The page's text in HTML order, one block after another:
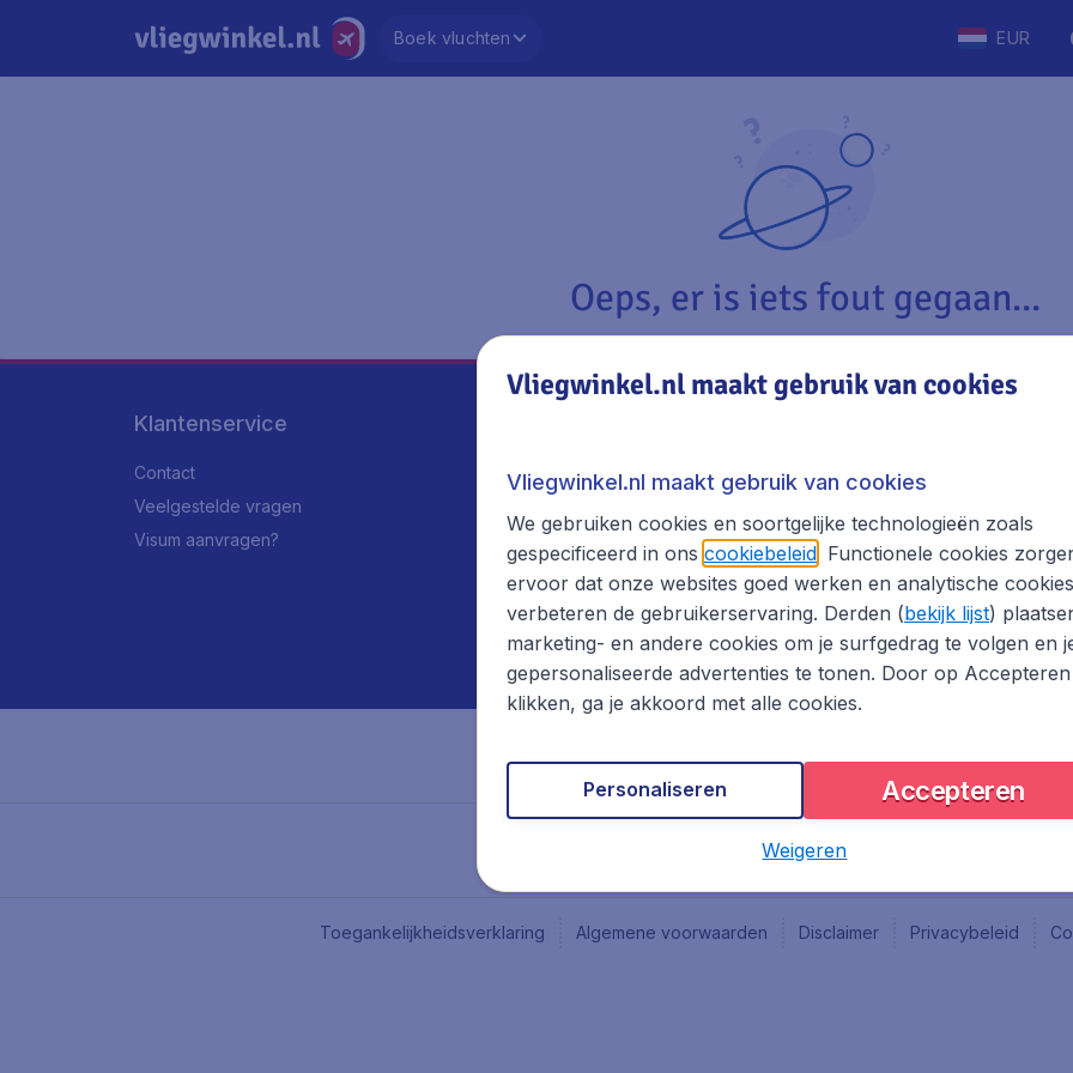
Boek vluchten EUR
Oeps, er is iets fout gegaan...
Klantenservice
Contact
Veelgestelde vragen
Visum aanvragen?
Over Vliegwinkel.nl
Reisgids
Toegankelijkheidsverklaring Algemene voorwaarden Disclaimer Privacybeleid
Vliegwinkel.nl maakt gebruik van cookies
Vliegwinkel.nl maakt gebruik van cookies
We gebruiken cookies en soortgelijke technologieën zoals
gespecificeerd in ons cookiebeleid. Functionele cookies
ervoor dat onze websites goed werken en analytische cookies
verbeteren de gebruikerservaring. Derden (bekijk lijst)
marketing- en andere cookies om je surfgedrag te volgen en
gepersonaliseerde advertenties te tonen. Door op
klikken, ga je akkoord met alle cookies.
Accepteren
Personaliseren
Weigeren